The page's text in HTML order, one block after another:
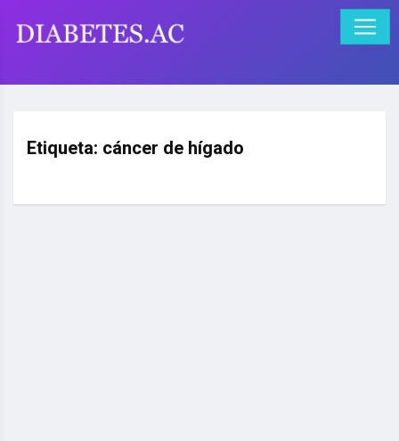
Etiqueta: cáncer de hígado